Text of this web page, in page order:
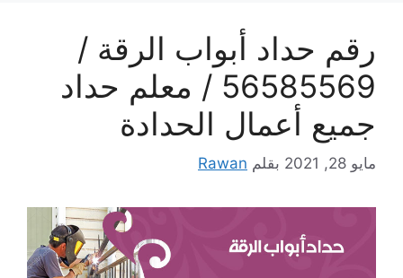
رقم حداد أبواب الرقة /
56585569 / معلم حداد
جميع أعمال الحدادة
مايو 28, 2021 بقلم Rawan